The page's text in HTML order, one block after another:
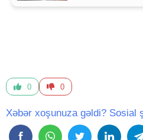
0 0
Xəbər xoşunuza gəldi? Sosial